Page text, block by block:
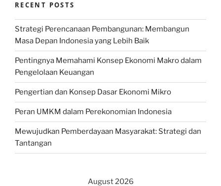
RECENT POSTS
Strategi Perencanaan Pembangunan: Membangun
Masa Depan Indonesia yang Lebih Baik
Pentingnya Memahami Konsep Ekonomi Makro dalam
Pengelolaan Keuangan
Pengertian dan Konsep Dasar Ekonomi Mikro
Peran UMKM dalam Perekonomian Indonesia
Mewujudkan Pemberdayaan Masyarakat: Strategi dan
Tantangan
August 2026